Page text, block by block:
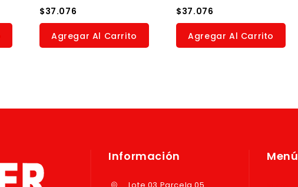
0
out
of
$37.076
Agregar Al Carrito
0
out
of
$37.076
Agregar Al Carrito
Información Menú